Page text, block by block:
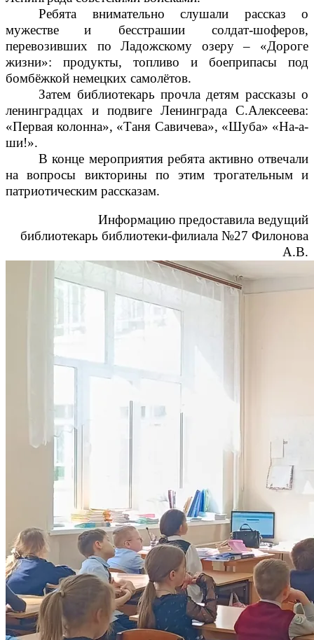
Ребята внимательно слушали рассказ о
мужестве
и бесстрашии солдат-шоферов,
перевозивших по Ладожскому озеру – «Дороге
жизни»: продукты, топливо и боеприпасы под
бомбёжкой немецких самолётов.
Затем библиотекарь прочла детям рассказы о
ленинградцах и подвиге Ленинграда С.Алексеева:
«Первая колонна», «Таня Савичева», «Шуба» «На-а-
ши!».
В конце мероприятия ребята активно отвечали
на вопросы викторины по этим трогательным и
патриотическим рассказам.
Информацию предоставила ведущий
библиотекарь библиотеки-филиала №27 Филонова
А.В.